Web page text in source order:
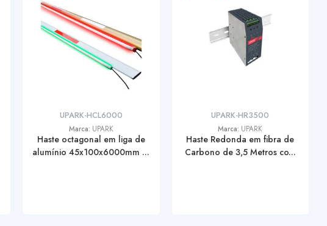
UPARK-HCL6000
Marca: UPARK
Haste octagonal em liga de
alumínio 45x100x6000mm ...
UPARK-HR3500
Marca: UPARK
Haste Redonda em fibra de
Carbono de 3,5 Metros co...